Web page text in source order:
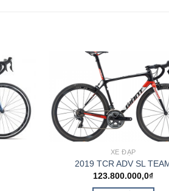
Add to
wishlist
XE ĐẠP
2019 TCR ADV SL
123.800.000,0₫